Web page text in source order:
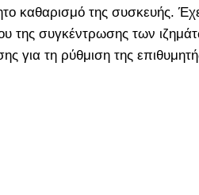
καθαρισμό της συσκευής.
της συγκέντρωσης των
για τη ρύθμιση της